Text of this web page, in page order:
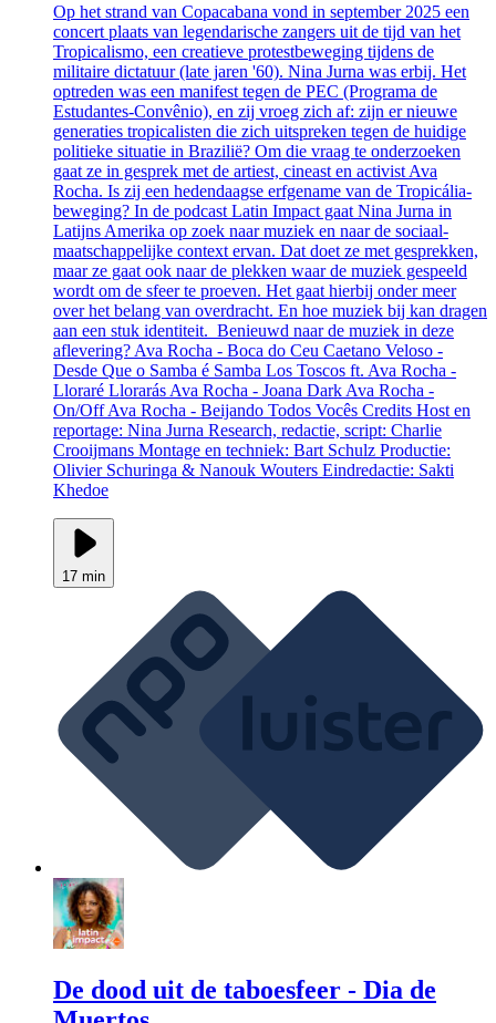
Op het strand van Copacabana vond in september 2025 een
concert plaats van legendarische zangers uit de tijd van het
Tropicalismo, een creatieve protestbeweging tijdens de
militaire dictatuur (late jaren '60). Nina Jurna was erbij. Het
optreden was een manifest tegen de PEC (Programa de
Estudantes-Convênio), en zij vroeg zich af: zijn er nieuwe
generaties tropicalisten die zich uitspreken tegen de huidige
politieke situatie in Brazilië? Om die vraag te onderzoeken
gaat ze in gesprek met de artiest, cineast en activist Ava
Rocha. Is zij een hedendaagse erfgename van de Tropicália-
beweging? In de podcast Latin Impact gaat Nina Jurna in
Latijns Amerika op zoek naar muziek en naar de sociaal-
maatschappelijke context ervan. Dat doet ze met gesprekken,
maar ze gaat ook naar de plekken waar de muziek gespeeld
wordt om de sfeer te proeven. Het gaat hierbij onder meer
over het belang van overdracht. En hoe muziek bij kan dragen
aan een stuk identiteit. Benieuwd naar de muziek in deze
aflevering? Ava Rocha - Boca do Ceu Caetano Veloso -
Desde Que o Samba é Samba Los Toscos ft. Ava Rocha -
Lloraré Llorarás Ava Rocha - Joana Dark Ava Rocha -
On/Off Ava Rocha - Beijando Todos Vocês Credits Host en
reportage: Nina Jurna Research, redactie, script: Charlie
Crooijmans Montage en techniek: Bart Schulz Productie:
Olivier Schuringa & Nanouk Wouters Eindredactie: Sakti
Khedoe
17 min
De dood uit de taboesfeer - Dia de